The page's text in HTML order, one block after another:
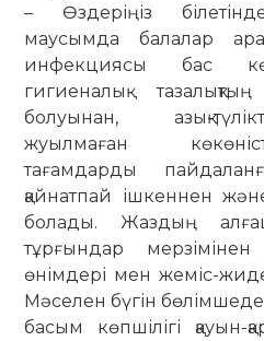
– Өздеріңіз
маусымда балалар
инфекциясы бас
гигиеналық
болуынан, азық-
жуылмаған
тағамдарды
қайнатпай ішкеннен
болады. Жаздың
тұрғындар
өнімдері мен жеміс-
Мәселен бүгін
басым көпшілігі қауын-